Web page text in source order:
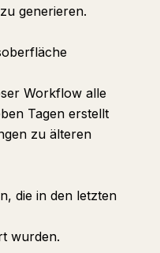
generieren.
Workflow alle
Tagen erstellt
zu älteren
die in den letzten
wurden.